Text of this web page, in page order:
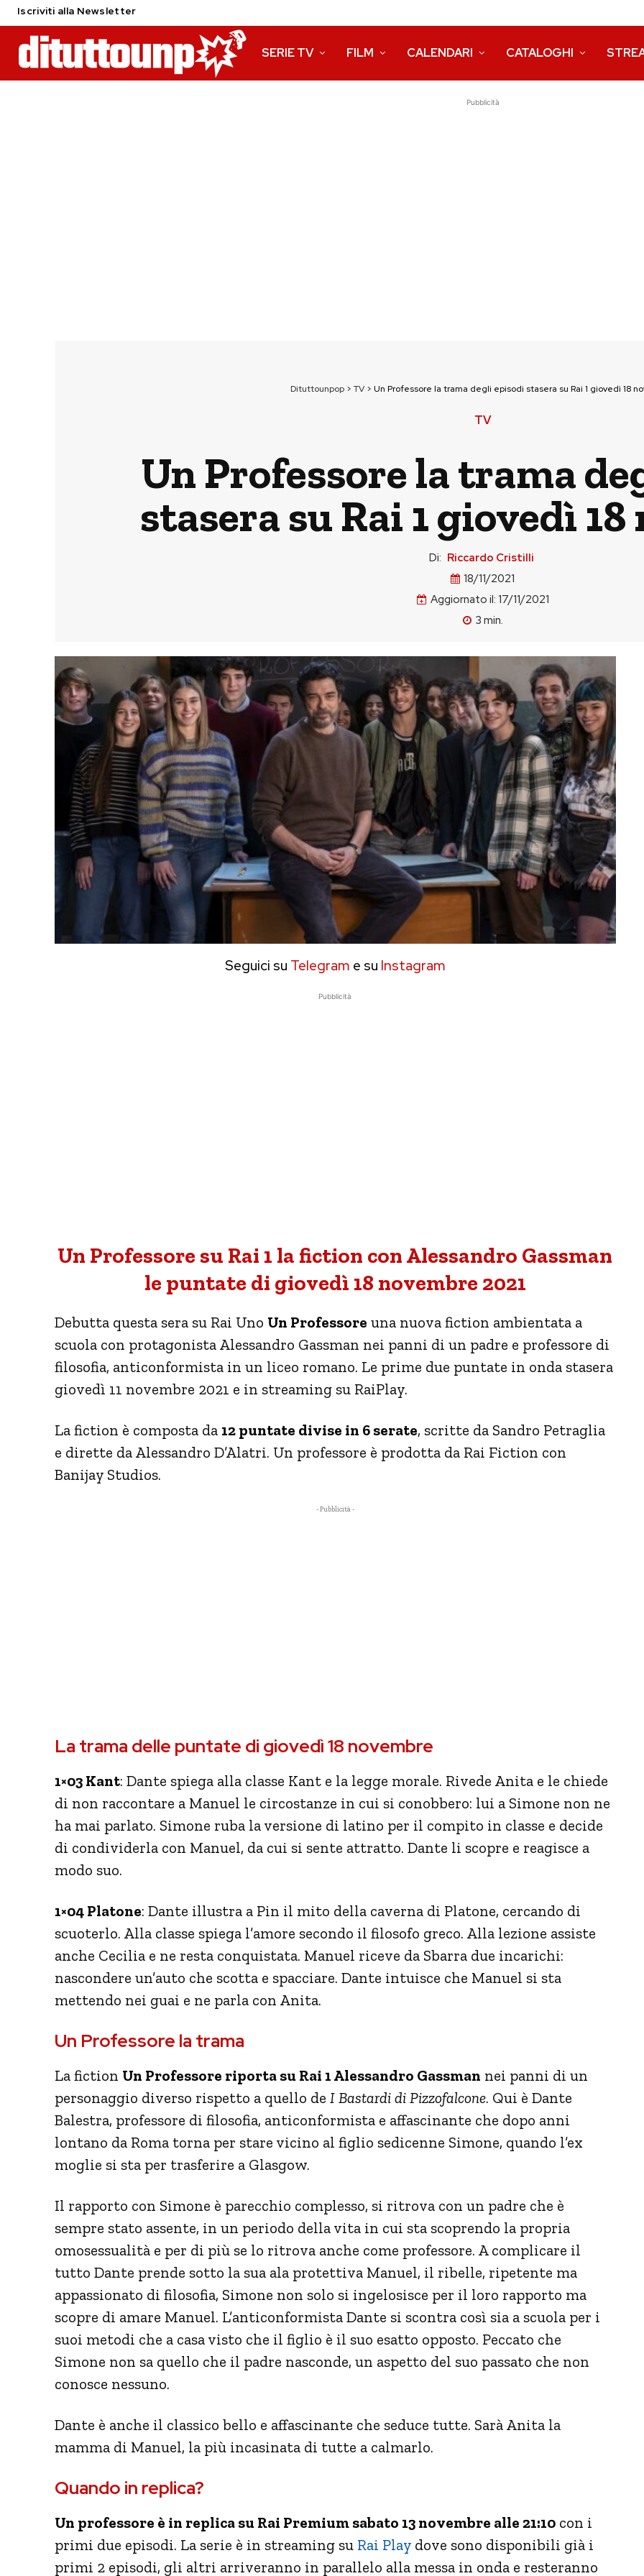
Iscriviti alla Newsletter
SERIE TV FILM CALENDARI CATALOGHI
Pubblicità
Dituttounpop > TV > Un Professore la trama degli episodi stasera su Rai 1 giovedì 18
TV
Un Professore la trama
stasera su Rai 1 giovedì
Di: Riccardo Cristilli
18/11/2021
Aggiornato il: 17/11/2021
3 min.
Seguici su Telegram e su Instagram
Pubblicità
Un Professore su Rai 1 la fiction con Alessandro Gassman
le puntate di giovedì 18 novembre 2021
Debutta questa sera su Rai Uno Un Professore una nuova fiction ambientata a
scuola con protagonista Alessandro Gassman nei panni di un padre e professore di
filosofia, anticonformista in un liceo romano. Le prime due puntate in onda stasera
giovedì 11 novembre 2021 e in streaming su RaiPlay.
La fiction è composta da 12 puntate divise in 6 serate, scritte da Sandro Petraglia
e dirette da Alessandro D’Alatri. Un professore è prodotta da Rai Fiction con
Banijay Studios.
- Pubblicità -
La trama delle puntate di giovedì 18 novembre
1×03 Kant: Dante spiega alla classe Kant e la legge morale. Rivede Anita e le chiede
di non raccontare a Manuel le circostanze in cui si conobbero: lui a Simone non ne
ha mai parlato. Simone ruba la versione di latino per il compito in classe e decide
di condividerla con Manuel, da cui si sente attratto. Dante li scopre e reagisce a
modo suo.
1×04 Platone: Dante illustra a Pin il mito della caverna di Platone, cercando di
scuoterlo. Alla classe spiega l’amore secondo il filosofo greco. Alla lezione assiste
anche Cecilia e ne resta conquistata. Manuel riceve da Sbarra due incarichi:
nascondere un’auto che scotta e spacciare. Dante intuisce che Manuel si sta
mettendo nei guai e ne parla con Anita.
Un Professore la trama
La fiction Un Professore riporta su Rai 1 Alessandro Gassman nei panni di un
personaggio diverso rispetto a quello de I Bastardi di Pizzofalcone. Qui è Dante
Balestra, professore di filosofia, anticonformista e affascinante che dopo anni
lontano da Roma torna per stare vicino al figlio sedicenne Simone, quando l’ex
moglie si sta per trasferire a Glasgow.
Il rapporto con Simone è parecchio complesso, si ritrova con un padre che è
sempre stato assente, in un periodo della vita in cui sta scoprendo la propria
omosessualità e per di più se lo ritrova anche come professore. A complicare il
tutto Dante prende sotto la sua ala protettiva Manuel, il ribelle, ripetente ma
appassionato di filosofia, Simone non solo si ingelosisce per il loro rapporto ma
scopre di amare Manuel. L’anticonformista Dante si scontra così sia a scuola per i
suoi metodi che a casa visto che il figlio è il suo esatto opposto. Peccato che
Simone non sa quello che il padre nasconde, un aspetto del suo passato che non
conosce nessuno.
Dante è anche il classico bello e affascinante che seduce tutte. Sarà Anita la
mamma di Manuel, la più incasinata di tutte a calmarlo.
Quando in replica?
Un professore è in replica su Rai Premium sabato 13 novembre alle 21:10 con i
primi due episodi. La serie è in streaming su Rai Play dove sono disponibili già i
primi 2 episodi, gli altri arriveranno in parallelo alla messa in onda e resteranno